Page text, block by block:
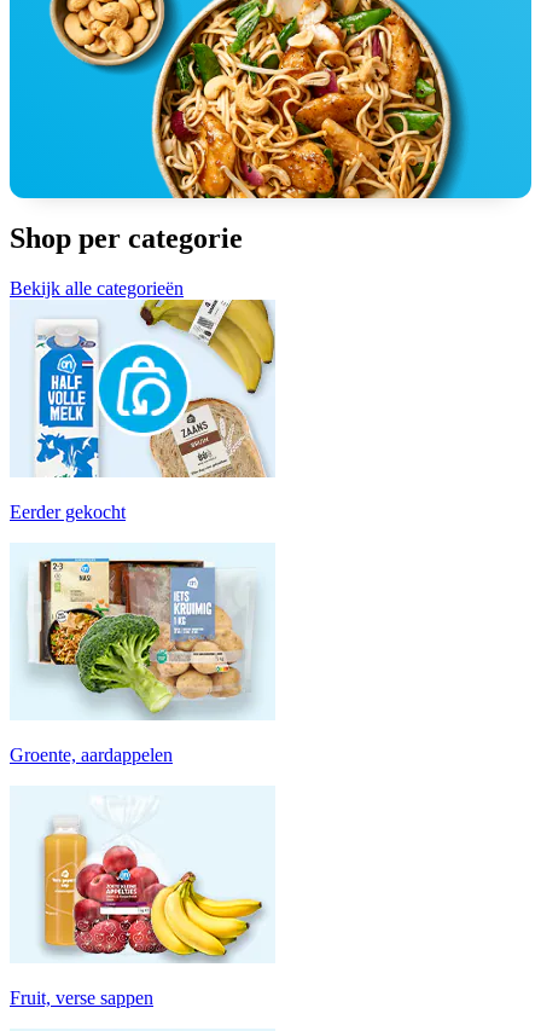
Shop per categorie
Bekijk alle categorieën
Eerder gekocht
Groente, aardappelen
Fruit, verse sappen